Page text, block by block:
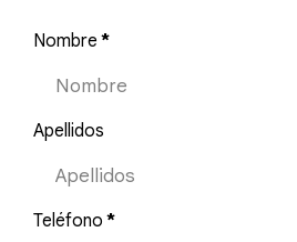
Nombre *
Apellidos
Teléfono *